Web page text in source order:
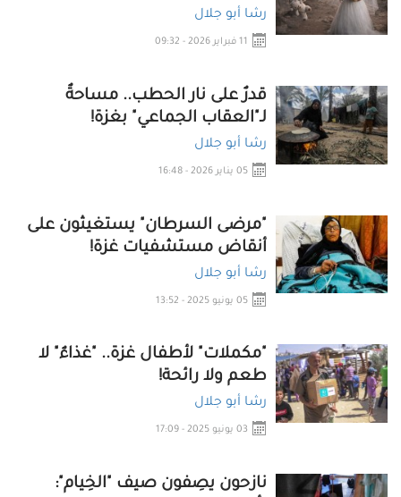
رشا أبو جلال
11 فبراير 2026 - 09:32
قدرٌ على نار الحطب.. مساحةٌ
لـ"العقاب الجماعي" بغزة!
رشا أبو جلال
05 يناير 2026 - 16:48
"مرضى السرطان" يستغيثون على
أنقاض مستشفيات غزة!
رشا أبو جلال
05 يونيو 2025 - 13:52
"مكملات" لأطفال غزة.. "غذاءٌ" لا
طعم ولا رائحة!
رشا أبو جلال
03 يونيو 2025 - 17:09
نازحون يصِفون صيف "الخِيام":